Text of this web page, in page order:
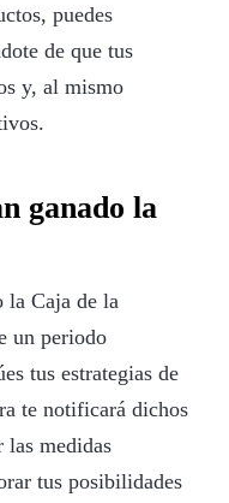
puedes
de que tus
y, al mismo
ganado la
la Caja de la
un periodo
tus estrategias de
te notificará dichos
las medidas
tus posibilidades